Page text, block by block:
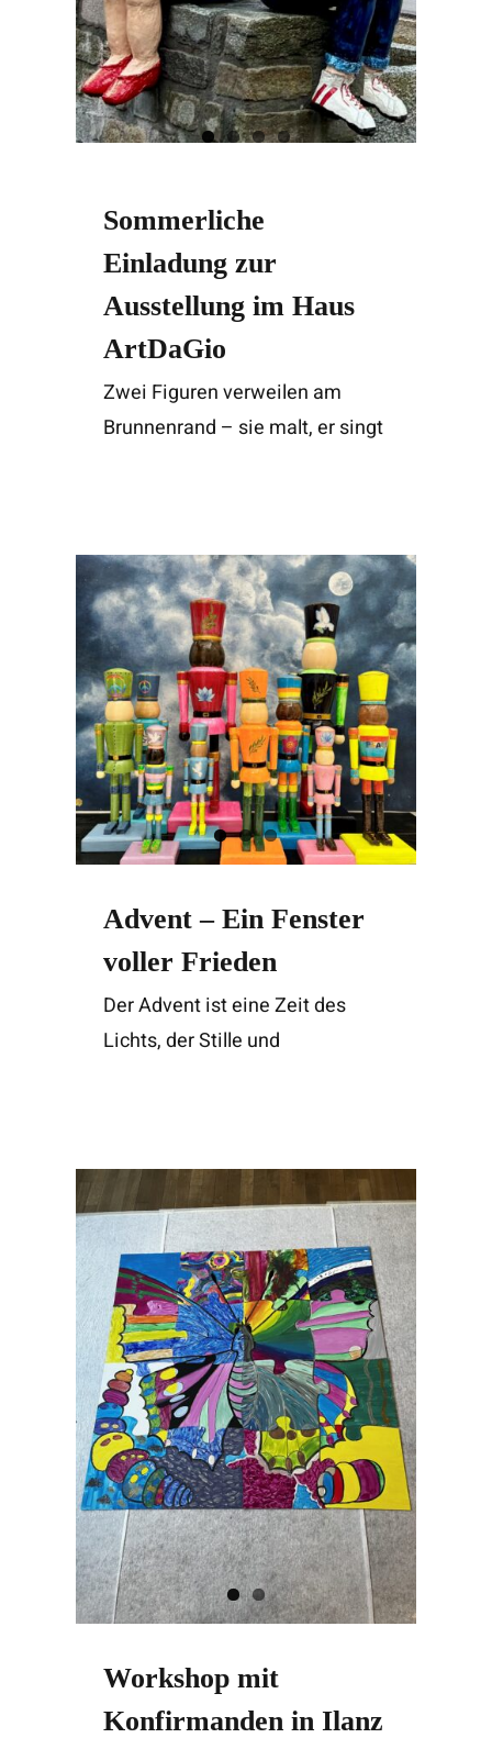
Sommerliche
Einladung zur
Ausstellung im Haus
ArtDaGio
Zwei Figuren verweilen am
Brunnenrand – sie malt, er singt
Advent – Ein Fenster
voller Frieden
Der Advent ist eine Zeit des
Lichts, der Stille und
Workshop mit
Konfirmanden in Ilanz